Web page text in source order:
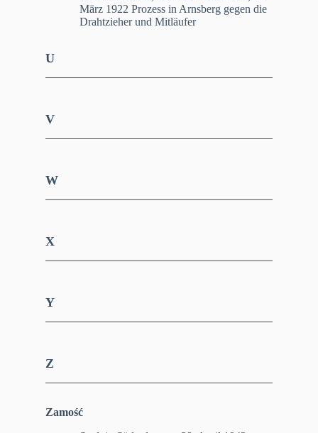
März 1922 Prozess in Arnsberg gegen die
Drahtzieher und Mitläufer
U
V
W
X
Y
Z
Zamość